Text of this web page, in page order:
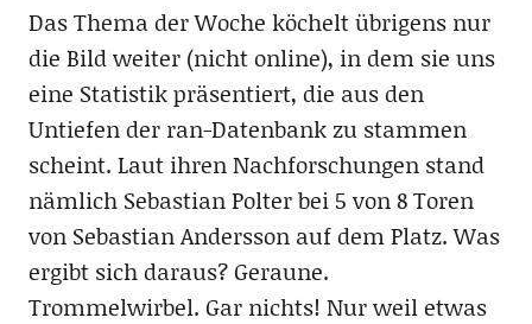
Das Thema der Woche köchelt übrigens nur
die Bild weiter (nicht online), in dem sie uns
eine Statistik präsentiert, die aus den
Untiefen der ran-Datenbank zu stammen
scheint. Laut ihren Nachforschungen stand
nämlich Sebastian Polter bei 5 von 8 Toren
von Sebastian Andersson auf dem Platz. Was
ergibt sich daraus? Geraune.
Trommelwirbel. Gar nichts! Nur weil etwas